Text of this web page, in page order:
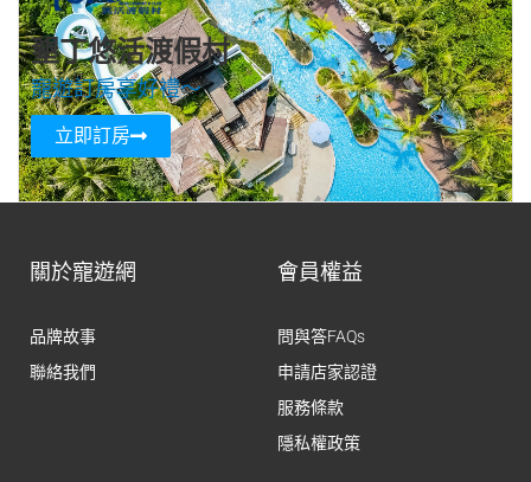
墾丁悠活渡假村
寵遊訂房享好禮～
立即訂房
關於寵遊網
品牌故事
聯絡我們
會員權益
問與答FAQs
申請店家認證
服務條款
隱私權政策